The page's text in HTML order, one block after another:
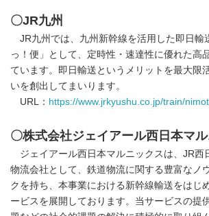
〇JR九州
JR九州では、九州新幹線を活用した即日輸
っ！便」として、定時性・速達性に優れた高
ています。即日輸送というメリットを最大限
いを創出してまいります。
URL： https://www.jrkyushu.co.jp/train/
〇株式会社ジェイアール西日本マ
ジェイアール西日本マルニックスは、JR西
物流会社として、鉄道物流に関する豊富なノ
クを持ち、本事業における新幹線輸送をはじ
ービスを展開しております。当サービスの提